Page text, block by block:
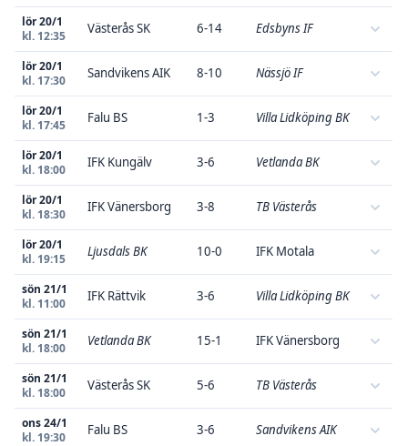
lör 20/1
kl. 12:35
Västerås SK 6-14 Edsbyns IF
lör 20/1
kl. 17:30
Sandvikens AIK 8-10 Nässjö IF
lör 20/1
kl. 17:45
Falu BS 1-3 Villa Lidköping BK
lör 20/1
kl. 18:00
IFK Kungälv 3-6 Vetlanda BK
lör 20/1
kl. 18:30
IFK Vänersborg 3-8 TB Västerås
lör 20/1
kl. 19:15
Ljusdals BK 10-0 IFK Motala
sön 21/1
kl. 11:00
IFK Rättvik 3-6 Villa Lidköping BK
sön 21/1
kl. 18:00
Vetlanda BK 15-1 IFK Vänersborg
sön 21/1
kl. 18:00
Västerås SK 5-6 TB Västerås
ons 24/1
kl. 19:30
Falu BS 3-6 Sandvikens AIK